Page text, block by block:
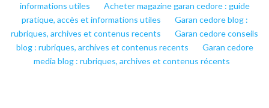
informations utiles
Acheter magazine garan cedore : guide
pratique, accès et informations utiles
Garan cedore blog :
rubriques, archives et contenus recents
Garan cedore conseils
blog : rubriques, archives et contenus recents
Garan cedore
media blog : rubriques, archives et contenus récents